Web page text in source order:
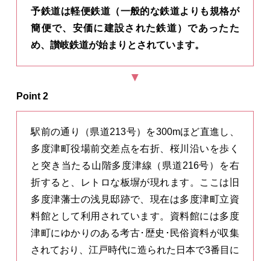
予鉄道は軽便鉄道（一般的な鉄道よりも規格が
簡便で、安価に建設された鉄道）であったた
め、讃岐鉄道が始まりとされています。
Point 2
駅前の通り（県道213号）を300mほど直進し、
多度津町役場前交差点を右折、桜川沿いを歩く
と突き当たる山階多度津線（県道216号）を右
折すると、レトロな板塀が現れます。ここは旧
多度津藩士の浅見邸跡で、現在は多度津町立資
料館として利用されています。資料館には多度
津町にゆかりのある考古･歴史･民俗資料が収集
されており、江戸時代に造られた日本で3番目に